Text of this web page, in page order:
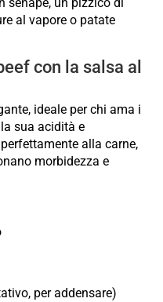
senape, un pizzico di
al vapore o patate
con la salsa al
ideale per chi ama i
sua acidità e
alla carne,
morbidezza e
per addensare)